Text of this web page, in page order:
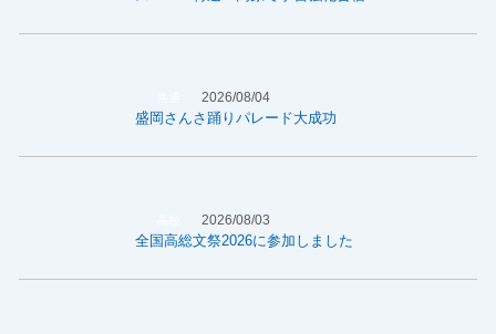
2026/08/04
盛岡さんさ踊りパレード大成功
2026/08/03
全国高総文祭2026に参加しました